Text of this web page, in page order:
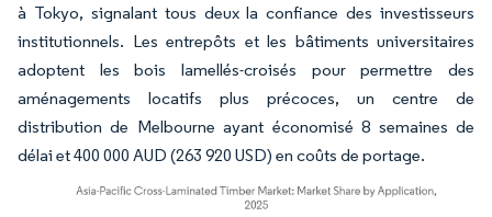
à Tokyo, signalant tous deux la confiance des investisseurs
institutionnels. Les entrepôts et les bâtiments universitaires
adoptent les bois lamellés-croisés pour permettre des
aménagements locatifs plus précoces, un centre de
distribution de Melbourne ayant économisé 8 semaines de
délai et 400 000 AUD (263 920 USD) en coûts de portage.